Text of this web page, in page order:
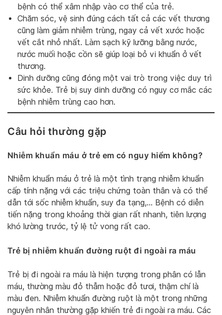
bệnh có thể xâm nhập vào cơ thể của trẻ.
Chăm sóc, vệ sinh đúng cách tất cả các vết thương
cũng làm giảm nhiễm trùng, ngay cả vết xước hoặc
vết cắt nhỏ nhất. Làm sạch kỹ lưỡng bằng nước,
nước muối hoặc cồn sẽ giúp loại bỏ vi khuẩn ở vết
thương.
Dinh dưỡng cũng đóng một vai trò trong việc duy trì
sức khỏe. Trẻ bị suy dinh dưỡng có nguy cơ mắc các
bệnh nhiễm trùng cao hơn.
Câu hỏi thường gặp
Nhiễm khuẩn máu ở trẻ em có nguy hiểm không?
Nhiễm khuẩn máu ở trẻ là một tình trạng nhiễm khuẩn
cấp tính nặng với các triệu chứng toàn thân và có thể
dẫn tới sốc nhiễm khuẩn, suy đa tạng,… Bệnh có diễn
tiến nặng trong khoảng thời gian rất nhanh, tiên lượng
khó lường trước, tỷ lệ tử vong rất cao.
Trẻ bị nhiễm khuẩn đường ruột đi ngoài ra máu
Trẻ bị đi ngoài ra máu là hiện tượng trong phân có lẫn
máu, thường màu đỏ thẫm hoặc đỏ tươi, thậm chí là
màu đen. Nhiễm khuẩn đường ruột là một trong những
nguyên nhân thường gặp khiến trẻ đi ngoài ra máu. Các